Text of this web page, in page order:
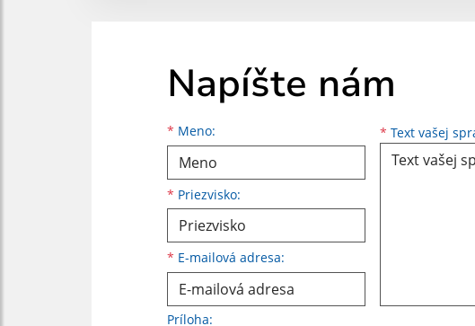
Napíšte nám
* Meno:
Meno
* Priezvisko:
Priezvisko
* E-mailová adresa:
E-mailová adresa * Text vašej
Príloha: